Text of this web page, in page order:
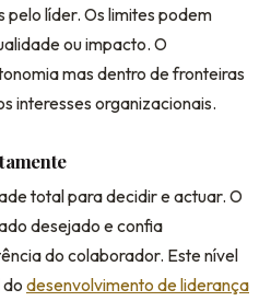
líder. Os limites podem
ou impacto. O
mas dentro de fronteiras
interesses organizacionais.
total para decidir e actuar. O
desejado e confia
do colaborador. Este nível
desenvolvimento de liderança